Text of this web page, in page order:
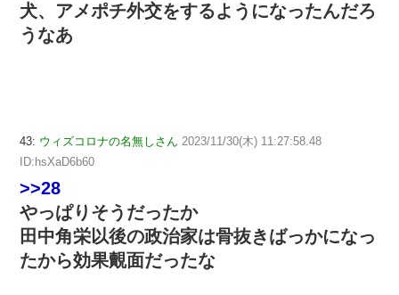
犬、アメポチ外交をするようになったんだろ
うなあ
43: ウィズコロナの名無しさん 2023/11/30(木) 11:27:58.48
ID:hsXaD6b60
>>28
やっぱりそうだったか
田中角栄以後の政治家は骨抜きばっかになっ
たから効果覿面だったな